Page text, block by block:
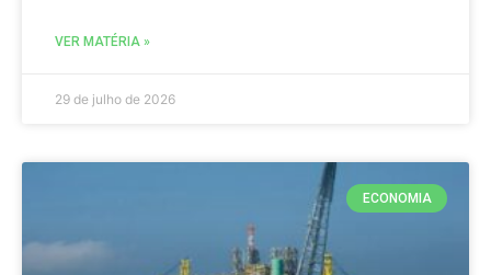
VER MATÉRIA »
29 de julho de 2026
ECONOMIA